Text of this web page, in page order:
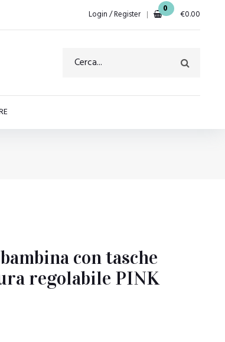
Login / Register 0 €0.00
con tasche
regolabile PINK